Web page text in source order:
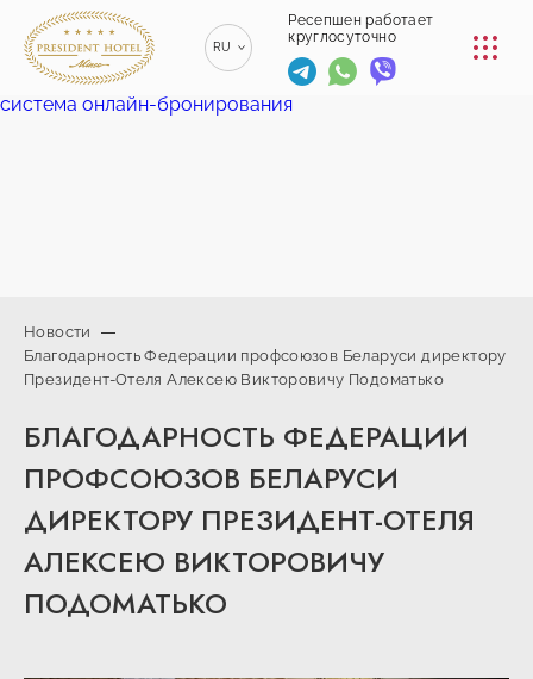
Ресепшен работает
круглосуточно
RU
ENGLISH
EN
КОНФЕРЕНЦ-ЗАЛЫ
РЕСТОРАНЫ
info@president-
Спа-центр
+375 (29) 173-
10-74
+375 (17)
229-70-
+375
77-01
система онлайн-бронирования
Новости
Благодарность Федерации профсоюзов Беларуси директору
Президент-Отеля Алексею Викторовичу Подоматько
БЛАГОДАРНОСТЬ ФЕДЕРАЦИИ
ПРОФСОЮЗОВ БЕЛАРУСИ
ДИРЕКТОРУ ПРЕЗИДЕНТ-ОТЕЛЯ
АЛЕКСЕЮ ВИКТОРОВИЧУ
ПОДОМАТЬКО